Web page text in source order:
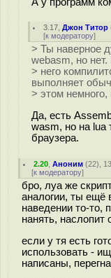
3.17 ,Джон Титор
[к модератору]
> Ты наверное
webasm, но нет.
> него
выполняет
> этом немного,
Да, есть
wasm, но на lua
браузера.
2.20 ,Аноним (22),
[к модератору]
бро, луа же
аналогии, ты ещё
наведении то-то,
нанять, наслопит
если у тя есть
использовать -
написаны,